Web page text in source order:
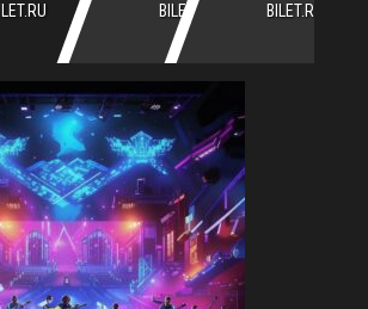
BILET.RU
BILET.RU